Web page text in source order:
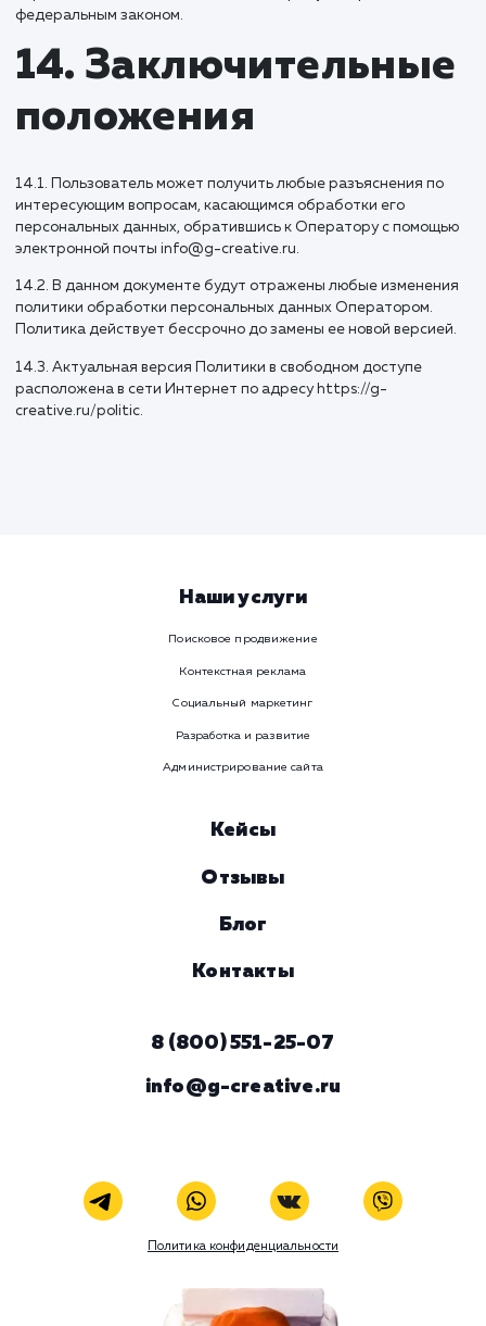
действий,
производимых
Оператором с
полученными
персональными
данными
11.1. Оператор осуществляет сбор, запись,
накопление, хранение, уточнение (обновление,
телекоммуникационным сетям или без таковой.
12. Трансграничная
передача
персональных
передачи персональных данных обязан убедиться в том,
предполагается осуществлять передачу персональных
территории иностранных государств, не отвечающих
персональных данных и/или исполнения договора,
которого является субъект персональных данных.